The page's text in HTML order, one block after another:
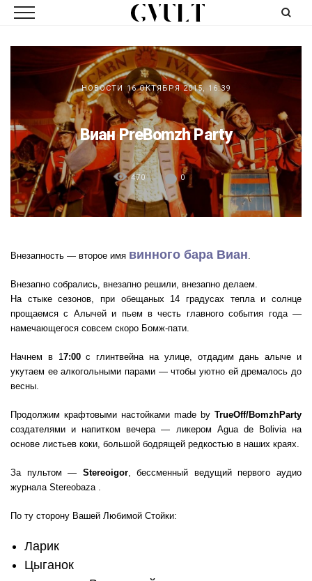
НОВОСТИ 16 ОКТЯБРЯ 2015, 16:39
Виан PreBomzh Party
470 0
Внезапность — второе имя винного бара Виан.
Внезапно собрались, внезапно решили, внезапно делаем.
На стыке сезонов, при обещаных 14 градусах тепла и солнце
прощаемся с Алычей и пьем в честь главного события года —
намечающегося совсем скоро Бомж-пати.
Начнем в 17:00с глинтвейна на улице, отдадим дань алыче и
укутаем ее алкогольными парами — чтобы уютно ей дремалось до
весны.
Продолжим крафтовыми настойками made by TrueOff/BomzhParty
создателями и напитком вечера — ликером Agua de Bolivia на
основе листьев коки, большой бодрящей редкостью в наших краях.
За пультом — Stereoigor, бессменный ведущий первого аудио
журнала Stereobaza .
По ту сторону Вашей Любимой Стойки:
Ларик
Цыганок